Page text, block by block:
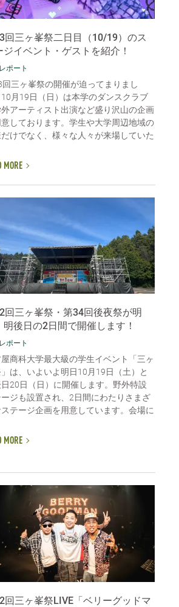
回三ヶ峯祭二日目（10/19）のス
ジイベント・ゲストを紹介！
ポート
回三ヶ峯祭の開催が迫ってまりまし
10月19日（日）は本学のダンスクラブ
アーティスト出演など盛り沢山の企画
意しております。学生や大学周辺地域の
けでなく、様々な人々が来場していた
MORE
回三ヶ峯祭・第34回後夜祭が明
明後日の2日間で開催します！
ポート
商科大学最大級の学生イベント「三ヶ
は、いよいよ明日10月19日（土）と
20日（日）に開催します。野外特設
ージも設置され、2日間にわたりさまざ
ステージ企画を用意しています。会場に
MORE
回三ヶ峯祭LIVE「ベリーグッドマ